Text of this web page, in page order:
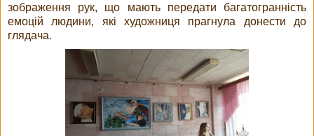
зображення рук, що мають передати багатогранність
емоцій людини, які художниця прагнула донести до
глядача.